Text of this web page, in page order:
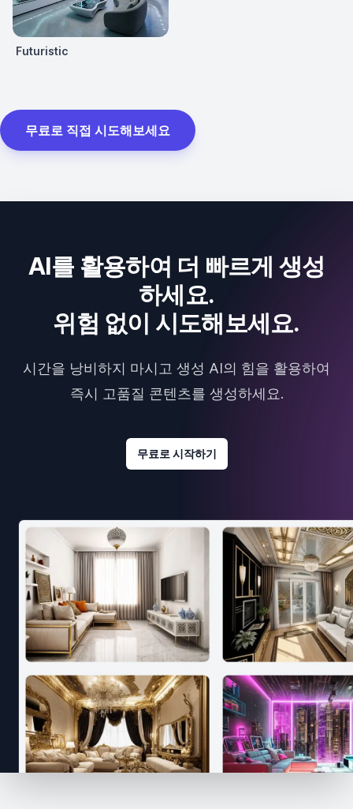
Futuristic
무료로 직접 시도해보세요
AI를 활용하여 더 빠르게 생성
하세요.
위험 없이 시도해보세요.
시간을 낭비하지 마시고 생성 AI의 힘을 활용하여
즉시 고품질 콘텐츠를 생성하세요.
무료로 시작하기